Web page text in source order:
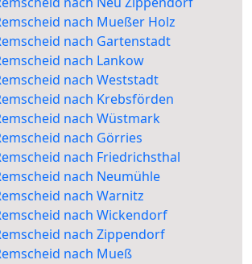
nach Mueßer Holz
nach Gartenstadt
nach Lankow
nach Weststadt
nach Krebsförden
nach Wüstmark
nach Görries
nach Friedrichsthal
nach Neumühle
nach Warnitz
nach Wickendorf
nach Zippendorf
nach Mueß